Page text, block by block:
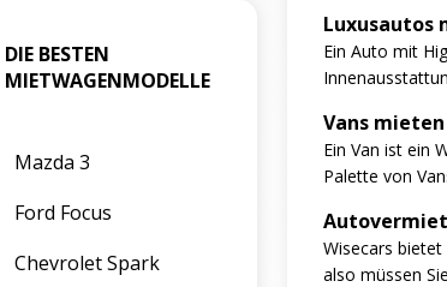
DIE BESTEN
MIETWAGENMODELLE
Mazda 3
Ford Focus
Chevrolet Spark
Luxusautos
Ein Auto mit
Vans mieten
Ein Van ist ein
Palette von
Wisecars
also müssen